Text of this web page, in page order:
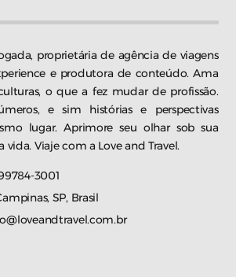
proprietária de agência de viagens
e produtora de conteúdo. Ama
o que a fez mudar de profissão.
e sim histórias e perspectivas
lugar. Aprimore seu olhar sob sua
vida. Viaje com a Love and Travel.
3001
SP, Brasil